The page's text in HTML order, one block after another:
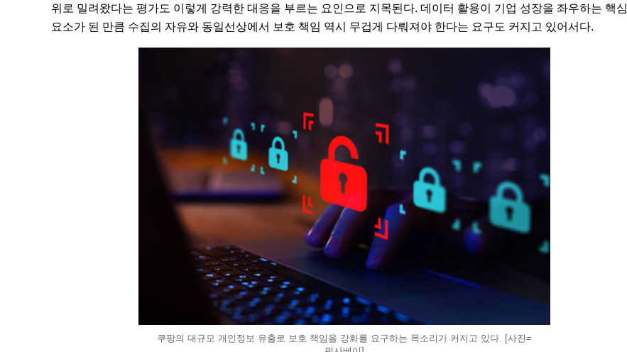
위로 밀려왔다는 평가도 이렇게 강력한 대응을 부르는 요인으로 지목된다. 데이터 활용이 기업 성장을 좌우하는 핵심
요소가 된 만큼 수집의 자유와 동일선상에서 보호 책임 역시 무겁게 다뤄져야 한다는 요구도 커지고 있어서다.
쿠팡의 대규모 개인정보 유출로 보호 책임을 강화를 요구하는 목소리가 커지고 있다. [사진=